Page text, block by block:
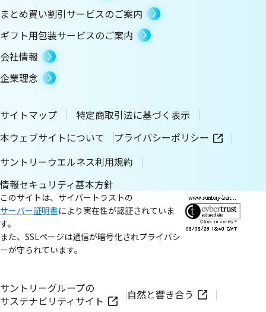
まとめ買い割引サービスのご案内
ギフト用包装サービスのご案内
会社情報
企業理念
サイトマップ
特定商取引法に基づく表示
本ウェブサイトについて
プライバシーポリシー
サントリーウエルネス利用規約
情報セキュリティ基本方針
このサイトは、サイバートラストの
サーバー証明書により実在性が認証されていま
す。
また、SSLページは通信が暗号化されプライバシ
ーが守られています。
サントリーグループの
サステナビリティサイト
自然と響き合う